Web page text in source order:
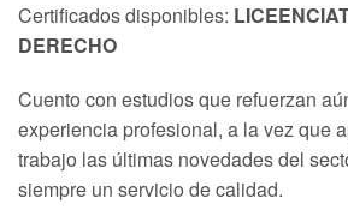
Certificados disponibles:
DERECHO
Cuento con estudios que refuerzan
experiencia profesional, a la vez que
trabajo las últimas novedades del
siempre un servicio de calidad.